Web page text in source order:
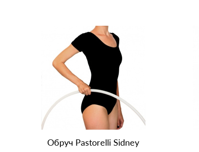
Обруч Pastorelli Sidney